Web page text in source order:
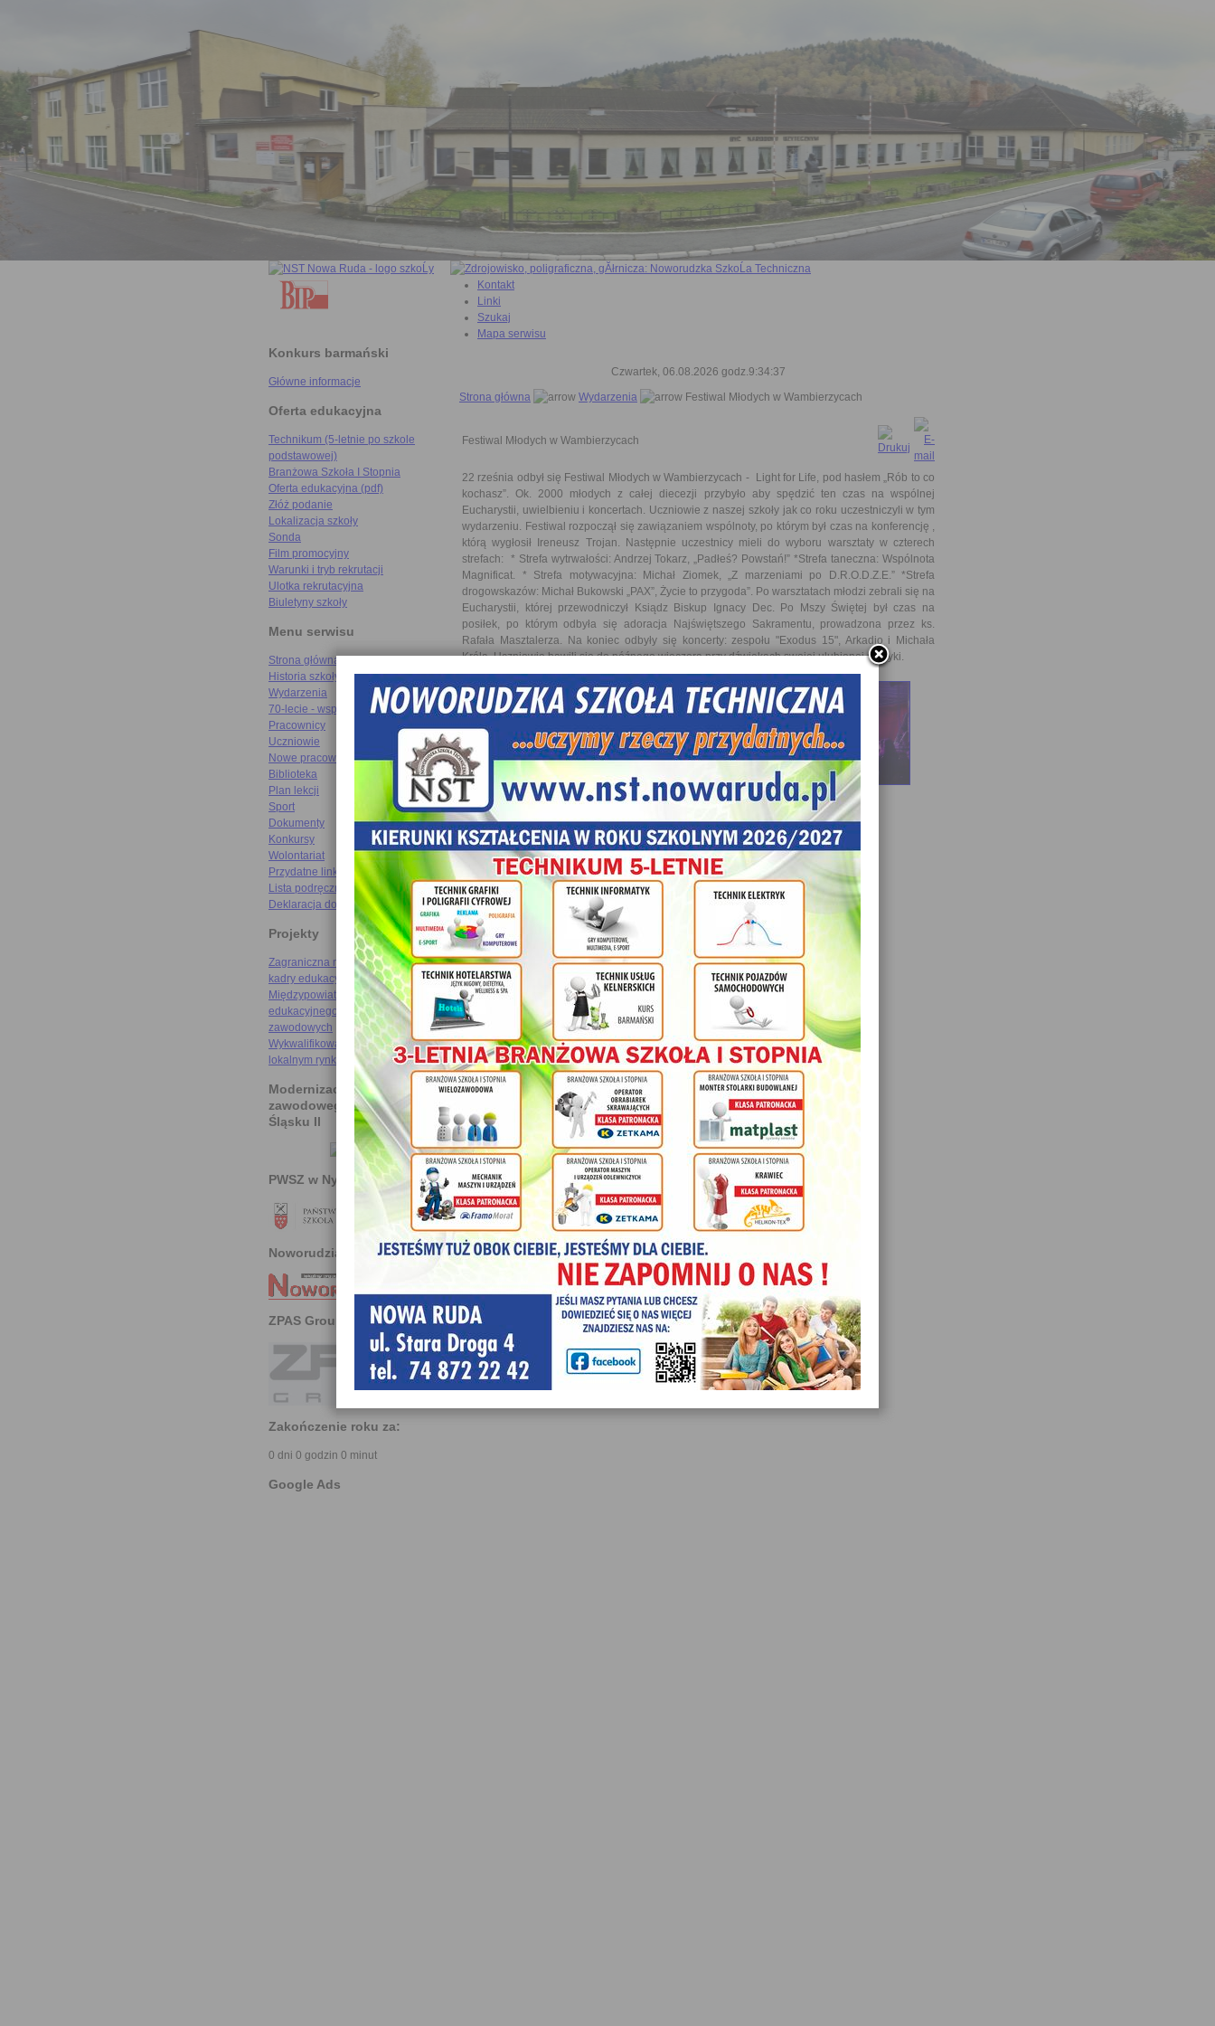
Konkurs barmański
Główne informacje
Oferta edukacyjna
Technikum (5-letnie po szkole
podstawowej)
Branżowa Szkoła I Stopnia
Oferta edukacyjna (pdf)
Złóż podanie
Lokalizacja szkoły
Sonda
Film promocyjny
Warunki i tryb rekrutacji
Ulotka rekrutacyjna
Biuletyny szkoły
Menu serwisu
Strona główna
Historia szkoły
Wydarzenia
70-lecie - wspomnienia
Pracownicy
Uczniowie
Nowe pracownie
Biblioteka
Plan lekcji
Sport
Dokumenty
Konkursy
Wolontariat
Przydatne linki
Lista podręczników
Deklaracja dostępności
Projekty
Zagraniczna mobilność szkolnej
kadry edukacyjnej
Międzypowiatowa droga do
edukacyjnego sukcesu szkół
zawodowych
Wykwalifikowani rzemieślnicy na
lokalnym rynku pracy
Modernizacja kształcenia
zawodowego na Dolnym
Śląsku II
PWSZ w Nysie
Noworudzianin
ZPAS Group
Zakończenie roku za:
0 dni 0 godzin 0 minut
Google Ads
Kontakt
Linki
Szukaj
Mapa serwisu
Czwartek, 06.08.2026 godz.9:34:38
Strona główna
Wydarzenia Festiwal Młodych w Wambierzycach
Festiwal Młodych w Wambierzycach
22 rześnia odbył się Festiwal Młodych w Wambierzycach - Light for Life, pod hasłem „Rób to co
kochasz”. Ok. 2000 młodych z całej diecezji przybyło aby spędzić ten czas na wspólnej
Eucharystii, uwielbieniu i koncertach. Uczniowie z naszej szkoły jak co roku uczestniczyli w tym
wydarzeniu. Festiwal rozpoczął się zawiązaniem wspólnoty, po którym był czas na konferencję ,
którą wygłosił Ireneusz Trojan. Następnie uczestnicy mieli do wyboru warsztaty w czterech
strefach: * Strefa wytrwałości: Andrzej Tokarz, „Padłeś? Powstań!” *Strefa taneczna: Wspólnota
Magnificat. * Strefa motywacyjna: Michał Ziomek, „Z marzeniami po D.R.O.D.Z.E.” *Strefa
drogowskazów: Michał Bukowski „PAX”, Życie to przygoda”. Po warsztatach młodzi zebrali się na
Eucharystii, której przewodniczył Ksiądz Biskup Ignacy Dec. Po Mszy Świętej był czas na
posiłek, po którym odbyła się adoracja Najświętszego Sakramentu, prowadzona przez ks.
Rafała Masztalerza. Na koniec odbyły się koncerty: zespołu "Exodus 15", Arkadio i Michała
Króla. Uczniowie bawili się do późnego wieczora przy dźwiękach swojej ulubionej muzyki.